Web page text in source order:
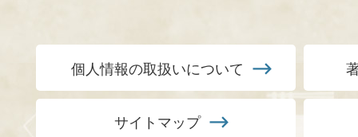
個人情報の取扱いについて
サイトマップ